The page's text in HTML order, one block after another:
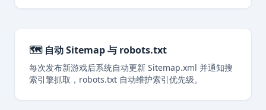
🗺️ 自动 Sitemap 与 robots.txt
每次发布新游戏后系统自动更新 Sitemap.xml 并通知搜
索引擎抓取，robots.txt 自动维护索引优先级。